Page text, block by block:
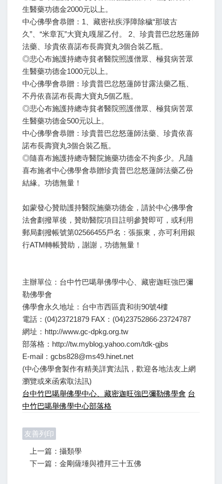
生醫藥功德金2000元以上。
中心佛學會恭贈：1、藏密袪疾淨障除穢“那玻古
久”、“米章瓦”大寶丸嘎屋乙付。 2、珍貴普巴忿怒蓮師
法藥、珍貴依喜諾布長壽寶丸3個合裝乙瓶。
◎悲心布施護持總寺貧者醫院照護僧眾、極貧病苦眾
生醫藥功德金1000元以上。
中心佛學會恭贈：珍貴普巴忿怒蓮師甘露法藥乙瓶、
不丹依喜諾布長壽大寶丸5個乙瓶。
◎悲心布施護持總寺貧者醫院照護僧眾、極貧病苦眾
生醫藥功德金500元以上。
中心佛學會恭贈：珍貴普巴忿怒蓮師法藥、珍貴依喜
諾布長壽寶丸3個合裝乙瓶。
◎隨喜布施護持總寺醫院施藥功德金不拘多少。凡隨
喜布施者中心佛學會恭贈珍貴普巴忿怒蓮師法藥乙份
結緣。功德無量！
如蒙發心贊助護持醫院施藥功德金，請於中心佛學會
法會劃撥單後，贊助醫院項目註明參贊即可，或利用
郵局劃撥帳號第02566455戶名：張振東，亦可利用銀
行ATM轉帳贊助，謝謝，功德無量！
主辦單位：台中竹巴噶舉佛學中心、藏密迦旺強巴彌
勒佛學會
佛學會永久地址：台中市西區貴和街90號4樓
電話：(04)23721879 FAX：(04)23752866‧23724787
網址：http://www.gc-dpkg.org.tw
部落格：http://tw.myblog.yahoo.com/tdk-gjbs
E-mail：gcbs828@ms49.hinet.net
(中心佛學會製作有精美詳實法訊，歡迎各地法友上網
瀏覽或來函索取法訊)
台中竹巴噶舉佛學中心、藏密迦旺強巴彌勒佛學會 台
中竹巴噶舉佛學中心部落格
友善列印
上一篇：攝類學
下一篇：金剛薩埵與禮拜三十五佛